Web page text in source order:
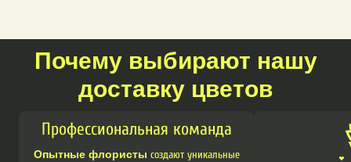
Почему выбирают нашу
доставку цветов
Профессиональная команда
Опытные флористы создают уникальные